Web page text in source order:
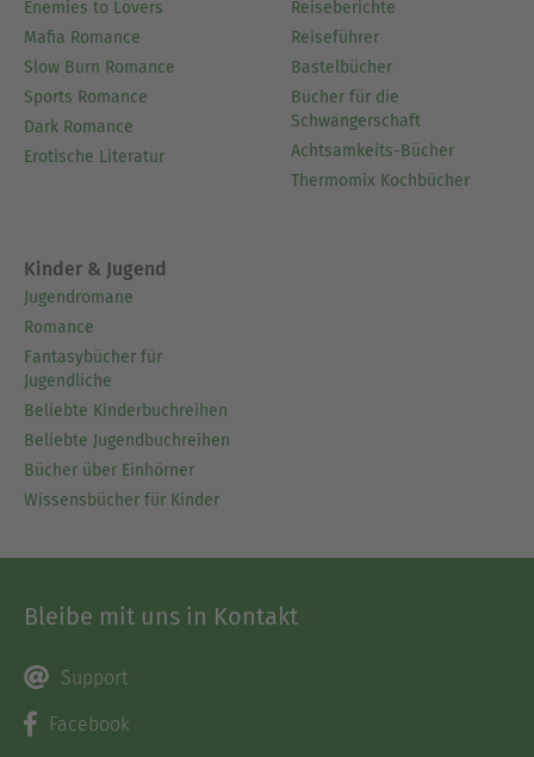
Enemies to Lovers
Mafia Romance
Slow Burn Romance
Sports Romance
Dark Romance
Erotische Literatur
Reiseberichte
Reiseführer
Bastelbücher
Bücher für die
Schwangerschaft
Achtsamkeits-Bücher
Thermomix Kochbücher
Kinder & Jugend
Jugendromane
Romance
Fantasybücher für
Jugendliche
Beliebte Kinderbuchreihen
Beliebte Jugendbuchreihen
Bücher über Einhörner
Wissensbücher für Kinder
Bleibe mit uns in Kontakt
Support
Facebook